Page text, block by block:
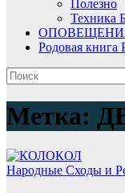
Полезно
Техника
Родовая книга
Метка:
Народные Сходы и